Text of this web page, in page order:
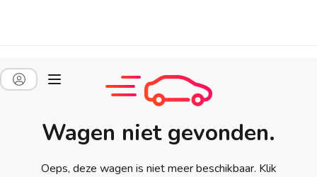
Wagen niet gevonden.
Oeps, deze wagen is niet meer beschikbaar. Klik